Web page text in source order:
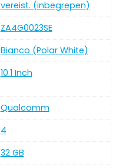
vereist. (inbegrepen)
ZA4G0023SE
Bianco (Polar White)
10.1 Inch
Qualcomm
4
32 GB